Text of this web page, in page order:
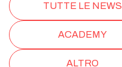
TUTTE LE NEWS
ACADEMY
ALTRO